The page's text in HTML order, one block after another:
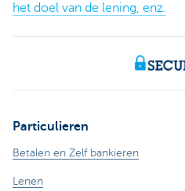
het doel van de lening, enz.
Particulieren
Betalen en Zelf bankieren
Lenen